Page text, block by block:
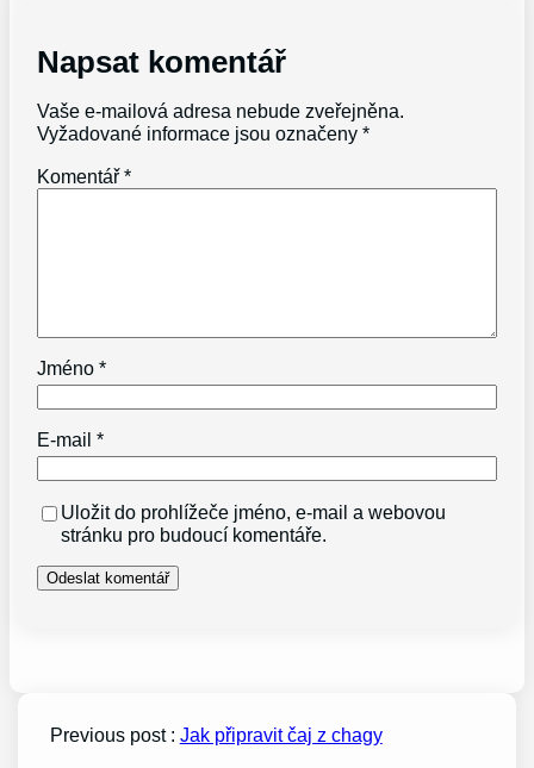
Napsat komentář
Vaše e-mailová adresa nebude zveřejněna.
Vyžadované informace jsou označeny*
Komentář*
Jméno*
E-mail*
Uložit do prohlížeče jméno, e-mail a webovou
stránku pro budoucí komentáře.
Previous post : Jak připravit čaj z chagy